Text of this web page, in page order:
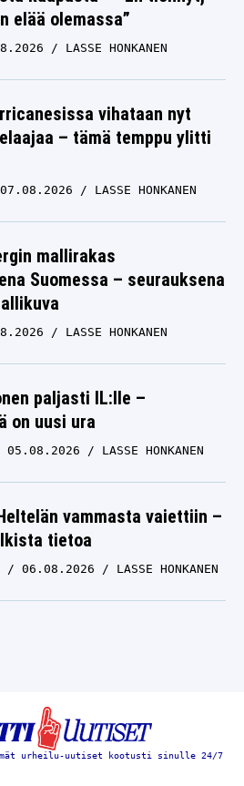
elää olemassa”
LASSE HONKANEN
vihataan nyt
– tämä temppu ylitti
07.08.2026 LASSE HONKANEN
mallirakas
Suomessa – seurauksena
LASSE HONKANEN
paljasti IL:lle –
on uusi ura
05.08.2026 LASSE HONKANEN
vammasta vaiettiin –
tietoa
06.08.2026 LASSE HONKANEN
urheilu-uutiset kootusti sinulle 24/7